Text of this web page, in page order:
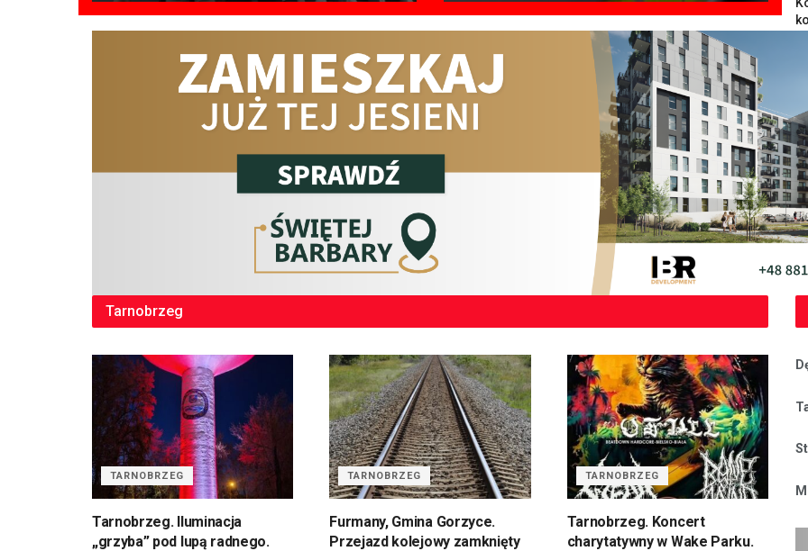
Tarnobrzeg
TARNOBRZEG
Tarnobrzeg. Iluminacja
„grzyba” pod lupą radnego.
TARNOBRZEG
Furmany, Gmina Gorzyce.
Przejazd kolejowy zamknięty
TARNOBRZEG
Tarnobrzeg. Koncert
charytatywny w Wake Parku.